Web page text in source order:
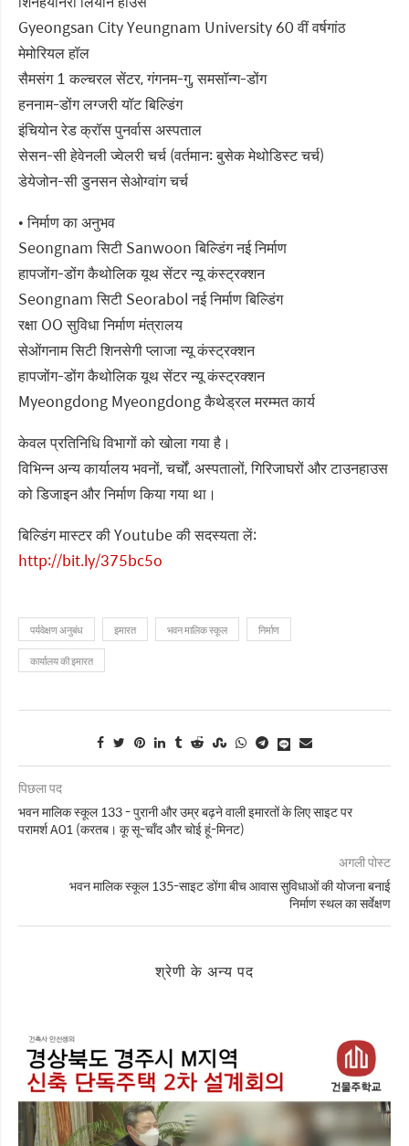
Gyeongsan City Yeungnam University 60 वीं वर्षगांठ
मेमोरियल हॉल
सैमसंग 1 कल्चरल सेंटर, गंगनम-गु, समसॉन्ग-डोंग
हननाम-डोंग लग्जरी यॉट बिल्डिंग
इंचियोन रेड क्रॉस पुनर्वास अस्पताल
सेसन-सी हेवेनली ज्वेलरी चर्च (वर्तमान: बुसेक मेथोडिस्ट चर्च)
डेयेजोन-सी डुनसन सेओग्वांग चर्च
• निर्माण का अनुभव
Seongnam सिटी Sanwoon बिल्डिंग नई निर्माण
हापजोंग-डोंग कैथोलिक यूथ सेंटर न्यू कंस्ट्रक्शन
Seongnam सिटी Seorabol नई निर्माण बिल्डिंग
रक्षा OO सुविधा निर्माण मंत्रालय
सेओंगनाम सिटी शिनसेगी प्लाजा न्यू कंस्ट्रक्शन
हापजोंग-डोंग कैथोलिक यूथ सेंटर न्यू कंस्ट्रक्शन
Myeongdong Myeongdong कैथेड्रल मरम्मत कार्य
केवल प्रतिनिधि विभागों को खोला गया है।
विभिन्न अन्य कार्यालय भवनों, चर्चों, अस्पतालों, गिरिजाघरों और टाउनहाउस
को डिजाइन और निर्माण किया गया था।
बिल्डिंग मास्टर की Youtube की सदस्यता लें:
http://bit.ly/375bc5o
पर्यवेक्षण अनुबंध इमारत भवन मालिक स्कूल
निर्माण
कार्यालय की इमारत
पिछला पद
भवन मालिक स्कूल 133 - पुरानी और उम्र बढ़ने वाली इमारतों के लिए साइट पर
परामर्श A01 (करतब। कू सू-चाँद और चोई हूं-मिनट)
अगली पोस्ट
भवन मालिक स्कूल 135-साइट डोंगा बीच आवास सुविधाओं की योजना बनाई
निर्माण स्थल का सर्वेक्षण
श्रेणी के अन्य पद